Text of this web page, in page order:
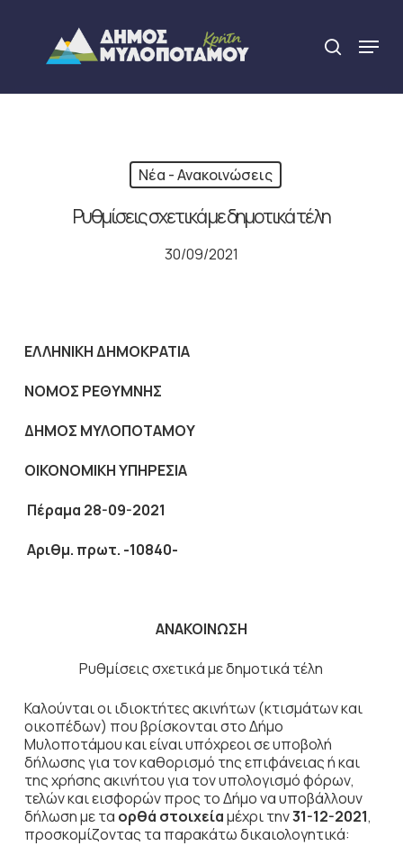
content
search
Menu
Νέα - Ανακοινώσεις
Ρυθμίσεις σχετικά με δημοτικά τέλη
30/09/2021
ΕΛΛΗΝΙΚΗ ΔΗΜΟΚΡΑΤΙΑ
ΝΟΜΟΣ ΡΕΘΥΜΝΗΣ
ΔΗΜΟΣ ΜΥΛΟΠΟΤΑΜΟΥ
ΟΙΚΟΝΟΜΙΚΗ ΥΠΗΡΕΣΙΑ
Πέραμα 28-09-2021
Αριθμ. πρωτ. -10840-
ΑΝΑΚΟΙΝΩΣΗ
Ρυθμίσεις σχετικά με δημοτικά τέλη
Καλούνται οι ιδιοκτήτες ακινήτων (κτισμάτων και
οικοπέδων) που βρίσκονται στο Δήμο
Μυλοποτάμου και είναι υπόχρεοι σε υποβολή
δήλωσης για τον καθορισμό της επιφάνειας ή και
της χρήσης ακινήτου για τον υπολογισμό φόρων,
τελών και εισφορών προς το Δήμο να υποβάλλουν
δήλωση με τα ορθά στοιχείαμέχρι την31-12-2021,
προσκομίζοντας τα παρακάτω δικαιολογητικά:
Close